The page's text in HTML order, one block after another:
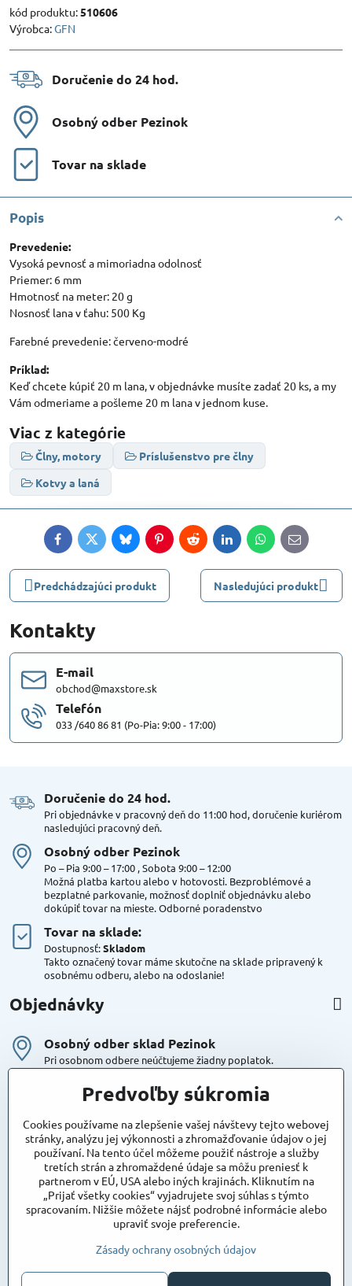
kód produktu:510606
Výrobca:GFN
Doručenie do 24 hod​.
Osobný odber Pezinok
Tovar na sklade
Popis
Prevedenie:
Vysoká pevnosť a mimoriadna odolnosť
Priemer: 6 mm
Hmotnosť na meter: 20 g
Nosnosť lana v ťahu: 500 Kg
Farebné prevedenie: červeno-modré
Príklad:
Keď chcete kúpiť 20 m lana, v objednávke musíte zadať 20 ks, a my
Vám odmeriame a pošleme 20 m lana v jednom kuse.
Viac z kategórie
Člny, motory
Príslušenstvo pre člny
Kotvy a laná
FacebookTwitterBlueskyPinterestRedditLinkedInWhatsApp
E-
mail
Predchádzajúci produkt Nasledujúci produkt
Kontakty
E-mail
obchod@maxstore.sk
Telefón
033 /640 86 81 (Po-Pia: 9:00 - 17:00)
Doručenie do 24 hod​.
Pri objednávke v pracovný deň do 11:00 hod, doručenie kuriérom
nasledujúci pracovný deň.
Osobný odber Pezinok
Po – Pia 9:00 – 17:00 , Sobota 9:00 – 12:00
Možná platba kartou alebo v hotovosti. Bezproblémové a
bezplatné parkovanie, možnosť doplniť objednávku alebo
dokúpiť tovar na mieste. Odborné poradenstvo
Tovar na sklade:
Dostupnosť:Skladom
Takto označený tovar máme skutočne na sklade pripravený k
osobnému odberu, alebo na odoslanie!
Objednávky
Osobný odber sklad Pezinok
Pri osobnom odbere neúčtujeme žiadny poplatok.
Kuriér DPD , Geis
Cena za dopravu:
Maxstore
Bratislavská 79
Areál Satina
90201 Pezinok
vjazd do areálu z Bratislavskej ulice
Súradnice pre GPS:
48°16'48.83"N, 17°15'39.45"E
Predvoľby súkromia
Cookies používame na zlepšenie vašej návštevy tejto webovej
stránky, analýzu jej výkonnosti a zhromažďovanie údajov o jej
používaní. Na tento účel môžeme použiť nástroje a služby
tretích strán a zhromaždené údaje sa môžu preniesť k
partnerom v EÚ, USA alebo iných krajinách. Kliknutím na
„Prijať všetky cookies“ vyjadrujete svoj súhlas s týmto
spracovaním. Nižšie môžete nájsť podrobné informácie alebo
upraviť svoje preferencie.
Zásady ochrany osobných údajov